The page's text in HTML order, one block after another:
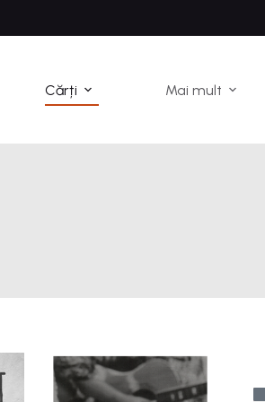
Cărți Mai mult